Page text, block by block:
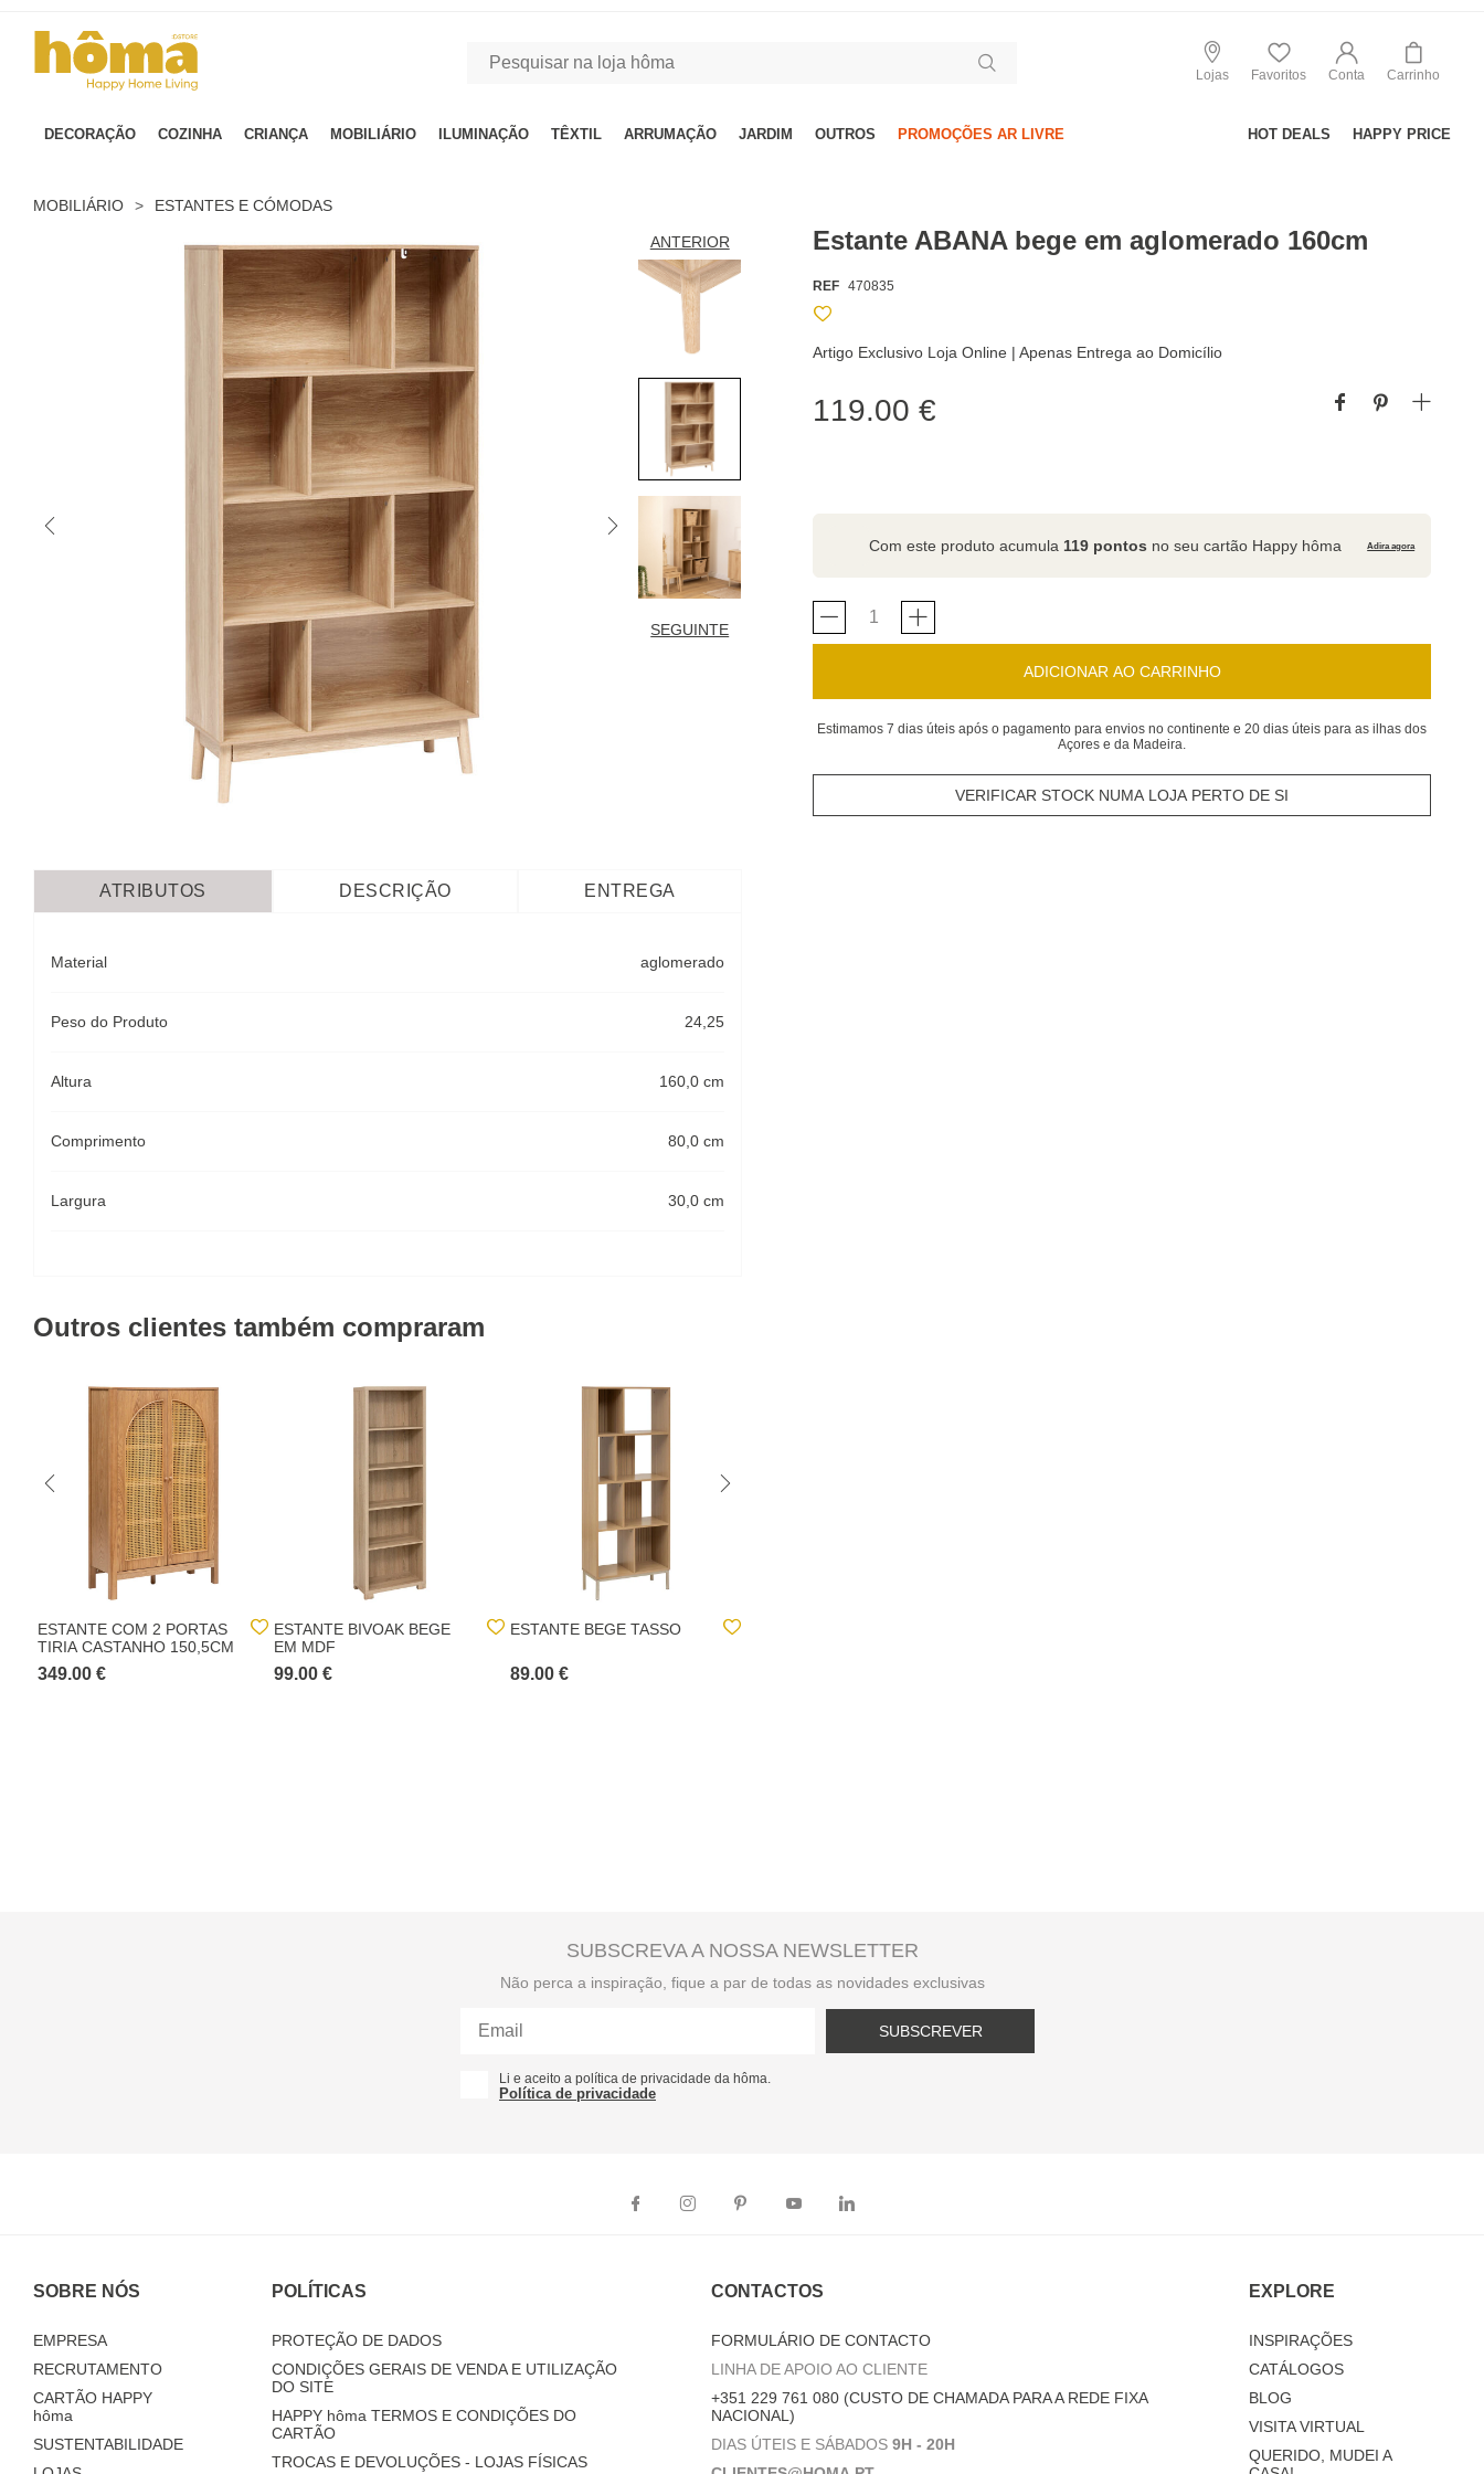
Lojas Favoritos Conta Carrinho
DECORAÇÃO COZINHA CRIANÇA MOBILIÁRIO ILUMINAÇÃO TÊXTIL ARRUMAÇÃO JARDIM OUTROS PROMOÇÕES AR LIVRE HOT DEALS HAPPY PRICE
MOBILIÁRIO > ESTANTES E CÓMODAS
ANTERIOR
SEGUINTE
Estante ABANA bege em aglomerado 160cm
REF 470835
Artigo Exclusivo Loja Online | Apenas Entrega ao Domicílio
119.00 €
Com este produto acumula 119 pontos no seu cartão Happy hôma Adira agora
ADICIONAR AO CARRINHO
Estimamos 7 dias úteis após o pagamento para envios no continente e 20 dias úteis para as ilhas dos
Açores e da Madeira.
VERIFICAR STOCK NUMA LOJA PERTO DE SI
ATRIBUTOS DESCRIÇÃO ENTREGA
Material aglomerado
Peso do Produto 24,25
Altura 160,0 cm
Comprimento 80,0 cm
Largura 30,0 cm
Outros clientes também compraram
ESTANTE COM 2 PORTAS
TIRIA CASTANHO 150,5CM
349.00 €
ESTANTE BIVOAK BEGE
EM MDF
99.00 €
ESTANTE BEGE TASSO
89.00 €
SUBSCREVA A NOSSA NEWSLETTER
Não perca a inspiração, fique a par de todas as novidades exclusivas
SUBSCREVER
Li e aceito a política de privacidade da hôma.
Política de privacidade
SOBRE NÓS
EMPRESA
RECRUTAMENTO
CARTÃO HAPPY
hôma
SUSTENTABILIDADE
POLÍTICAS
PROTEÇÃO DE DADOS
CONDIÇÕES GERAIS DE VENDA E UTILIZAÇÃO
DO SITE
HAPPY hôma TERMOS E CONDIÇÕES DO
CARTÃO
TROCAS E DEVOLUÇÕES - LOJAS FÍSICAS
CONTACTOS
FORMULÁRIO DE CONTACTO
LINHA DE APOIO AO CLIENTE
+351 229 761 080 (CUSTO DE CHAMADA PARA A REDE FIXA
NACIONAL)
DIAS ÚTEIS E SÁBADOS 9H - 20H
EXPLORE
INSPIRAÇÕES
CATÁLOGOS
BLOG
VISITA VIRTUAL
QUERIDO, MUDEI A